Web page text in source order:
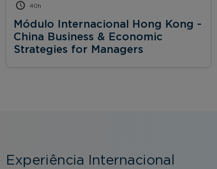
40h
Módulo Internacional Hong Kong -
China Business & Economic
Strategies for Managers
Experiência Internacional